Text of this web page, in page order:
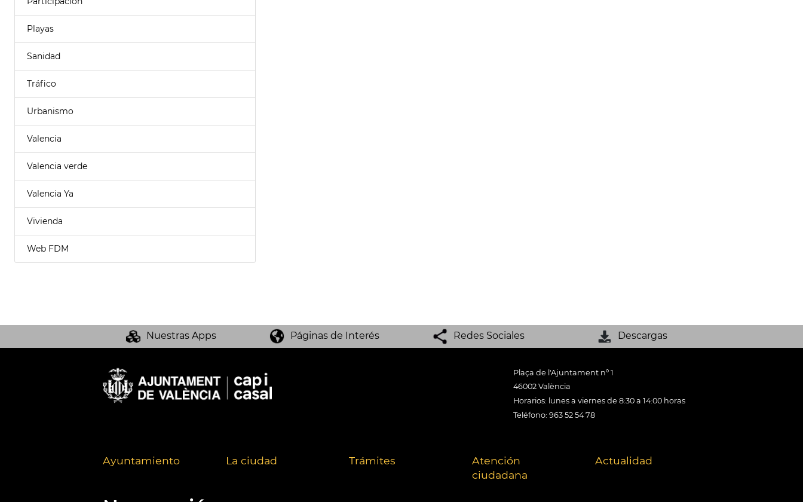
Playas
Sanidad
Tráfico
Urbanismo
Valencia
Valencia verde
Valencia Ya
Vivienda
Web FDM
Nuestras Apps Páginas de Interés Redes Sociales Descargas
Plaça de l'Ajuntament nº 1
46002 València
Horarios: lunes a viernes de 8:30 a 14:00 horas
Teléfono: 963 52 54 78
Ayuntamiento La ciudad Trámites
Atención
ciudadana
Actualidad